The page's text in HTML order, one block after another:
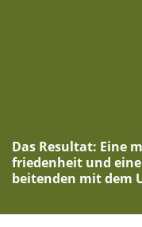
Das Resul­tat: Eine
frie­den­heit und
bei­ten­den mit dem